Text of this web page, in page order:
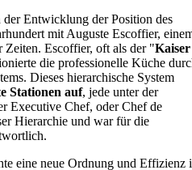
Entwicklung der Position des
mit Auguste Escoffier,
Zeiten. Escoffier, oft als der "Kaiser
die professionelle Küche
Dieses hierarchische System
Stationen auf, jede unter der
Executive Chef, oder Chef de
Hierarchie und war für die
eine neue Ordnung und Effizienz